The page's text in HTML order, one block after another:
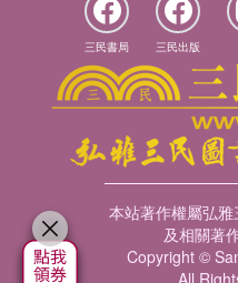
靠自己。而且又是女孩子，
力，要比男性更強、更優秀
神戶大學畢業後，她考入松
養政治和經濟人才的「松下
的指點，使她信奉自由經濟
樣經營「日本」。松下幸之
進入政界，她又得到貴人相
晉三。安倍是日本有史以來
為他的精神弟子和施政傳人
安倍曾給很多議員打電話，
「慶應義塾大學」，兩所名
高市在接受媒體採訪中說，
上短期大學，否則一分錢都
各種工，掙了一筆錢去東京
剩下的錢只夠在東京一年的
留錢給她弟弟將來上大學用
東京上學，只希望她讀個短
家裡不支持她讀一流私立大
原因是父母認為對女孩不值
三民書局 三民出版
本站著作權屬弘
及相關著
Copyright ©